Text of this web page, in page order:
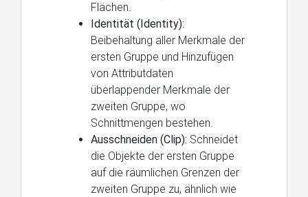
Flächen.
Identität (Identity):
Beibehaltung aller Merkmale der
ersten Gruppe und Hinzufügen
von Attributdaten
überlappender Merkmale der
zweiten Gruppe, wo
Schnittmengen bestehen.
Ausschneiden (Clip): Schneidet
die Objekte der ersten Gruppe
auf die räumlichen Grenzen der
zweiten Gruppe zu, ähnlich wie